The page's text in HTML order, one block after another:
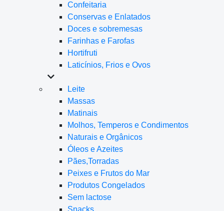
Confeitaria
Conservas e Enlatados
Doces e sobremesas
Farinhas e Farofas
Hortifruti
Laticínios, Frios e Ovos
Leite
Massas
Matinais
Molhos, Temperos e Condimentos
Naturais e Orgânicos
Óleos e Azeites
Pães,Torradas
Peixes e Frutos do Mar
Produtos Congelados
Sem lactose
Snacks